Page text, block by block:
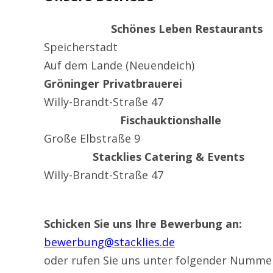
Schönes Leben Restaurants
Speicherstadt
Auf dem Lande (Neuendeich)
Gröninger Privatbrauerei
Willy-Brandt-Straße 47
Fischauktionshalle
Große Elbstraße 9
Stacklies Catering & Events
Willy-Brandt-Straße 47
Schicken Sie uns Ihre Bewerbung an:
bewerbung@stacklies.de
oder rufen Sie uns unter folgender